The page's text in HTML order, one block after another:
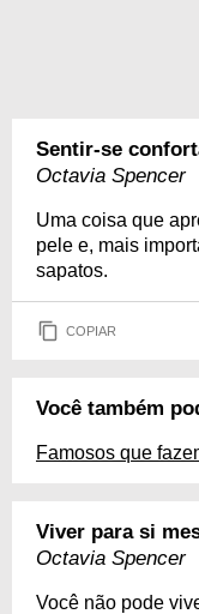
Sentir-se
Octavia Spencer
Uma coisa que
pele e, mais
sapatos.
COPIAR
Você também
Famosos que
Viver para si
Octavia Spencer
Você não pode